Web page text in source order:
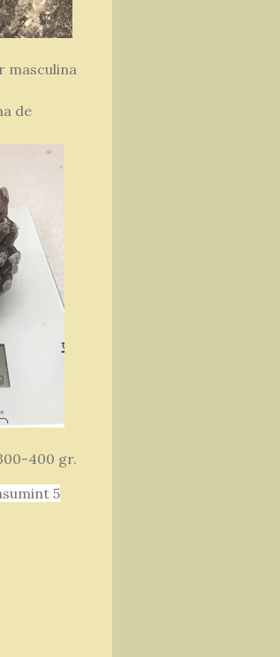
masculina
de
400 gr.
5